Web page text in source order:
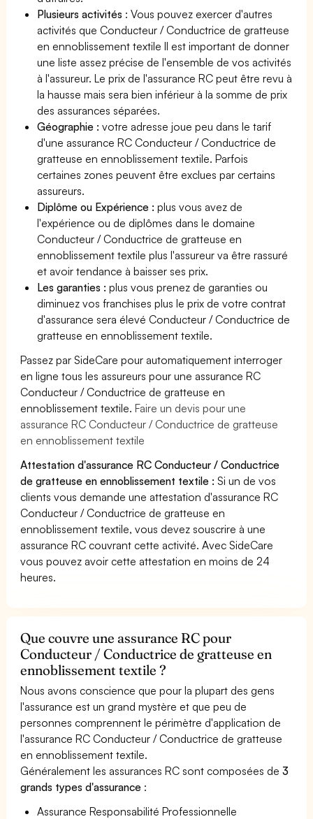
Plusieurs activités : Vous pouvez exercer d'autres
activités que Conducteur / Conductrice de gratteuse
en ennoblissement textile Il est important de donner
une liste assez précise de l'ensemble de vos activités
à l'assureur. Le prix de l'assurance RC peut être revu à
la hausse mais sera bien inférieur à la somme de prix
des assurances séparées.
Géographie :votre adresse joue peu dans le tarif
d'une assurance RC Conducteur / Conductrice de
gratteuse en ennoblissement textile. Parfois
certaines zones peuvent être exclues par certains
assureurs.
Diplôme ou Expérience :plus vous avez de
l'expérience ou de diplômes dans le domaine
Conducteur / Conductrice de gratteuse en
ennoblissement textile plus l'assureur va être rassuré
et avoir tendance à baisser ses prix.
Les garanties :plus vous prenez de garanties ou
diminuez vos franchises plus le prix de votre contrat
d'assurance sera élevé Conducteur / Conductrice de
gratteuse en ennoblissement textile.
Passez par SideCare pour automatiquement interroger
en ligne tous les assureurs pour une assurance RC
Conducteur / Conductrice de gratteuse en
ennoblissement textile.Faire un devis pour une
assurance RC Conducteur / Conductrice de gratteuse
en ennoblissement textile
Attestation d'assurance RC Conducteur / Conductrice
de gratteuse en ennoblissement textile : Si un de vos
clients vous demande une attestation d'assurance RC
Conducteur / Conductrice de gratteuse en
ennoblissement textile, vous devez souscrire à une
assurance RC couvrant cette activité. Avec SideCare
vous pouvez avoir cette attestation en moins de 24
heures.
Que couvre une assurance RC pour
Conducteur / Conductrice de gratteuse en
ennoblissement textile ?
Nous avons conscience que pour la plupart des gens
l'assurance est un grand mystère et que peu de
personnes comprennent le périmètre d'application de
l'assurance RC Conducteur / Conductrice de gratteuse
en ennoblissement textile.
Généralement les assurances RC sont composées de3
grands types d'assurance :
Assurance Responsabilité Professionnelle